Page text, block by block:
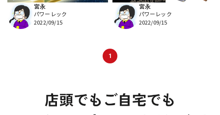
宮永
パワーレック
2022/09/15
宮永
パワーレック
2022/09/15
1